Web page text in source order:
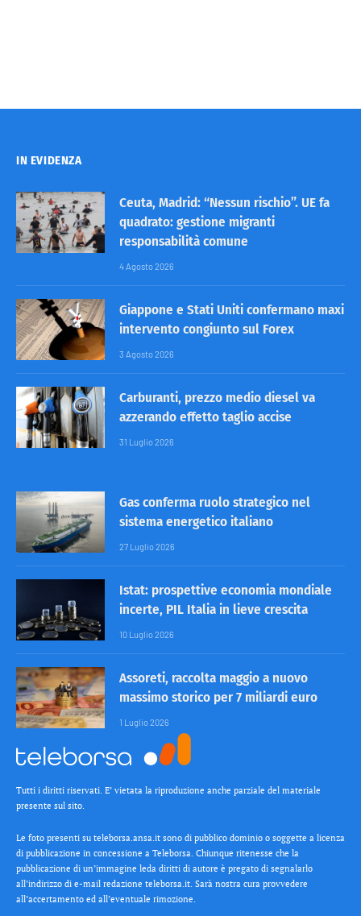
IN EVIDENZA
Ceuta, Madrid: “Nessun rischio”. UE fa
quadrato: gestione migranti
responsabilità comune
4 Agosto 2026
Giappone e Stati Uniti confermano maxi
intervento congiunto sul Forex
3 Agosto 2026
Carburanti, prezzo medio diesel va
azzerando effetto taglio accise
31 Luglio 2026
Gas conferma ruolo strategico nel
sistema energetico italiano
27 Luglio 2026
Istat: prospettive economia mondiale
incerte, PIL Italia in lieve crescita
10 Luglio 2026
Assoreti, raccolta maggio a nuovo
massimo storico per 7 miliardi euro
1 Luglio 2026
Tutti i diritti riservati. E’ vietata la riproduzione anche parziale del materiale
presente sul sito.
Le foto presenti su teleborsa.ansa.it sono di pubblico dominio o soggette a licenza
di pubblicazione in concessione a Teleborsa. Chiunque ritenesse che la
pubblicazione di un’immagine leda diritti di autore è pregato di segnalarlo
all’indirizzo di e-mail redazione teleborsa.it. Sarà nostra cura provvedere
all’accertamento ed all’eventuale rimozione.